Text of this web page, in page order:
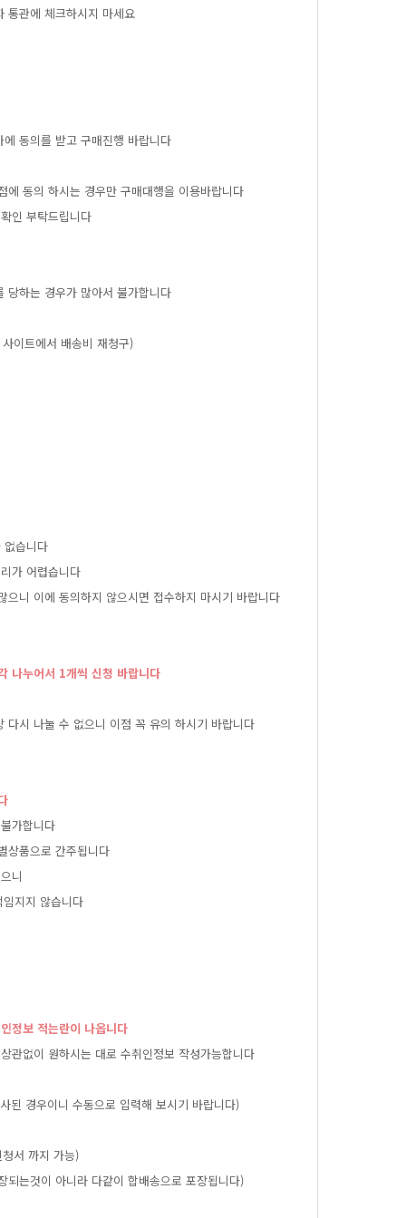
관에체크하시지마세요
동의를받고구매진행바랍니다
동의하시는경우만구매대행을이용바랍니다
인부탁드립니다
하는경우가많아서불가합니다
이트에서배송비재청구)
습니다
가어렵습니다
니이에동의하지않으시면접수하지마시기바랍니다
나누어서1개씩신청바랍니다
다시나눌수없으니이점꼭유의하시기바랍니다
가합니다
품으로간주됩니다
니
지지않습니다
정보적는란이나옵니다
없이원하시는대로수취인정보작성가능합니다
된경우이니수동으로입력해보시기바랍니다)
서까지가능)
는것이아니라다같이합배송으로포장됩니다)